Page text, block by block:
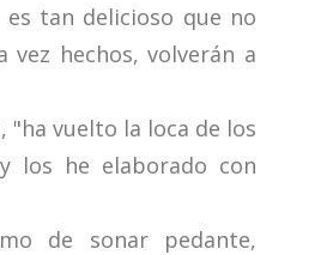
tan delicioso que no
vez hechos, volverán a
"ha vuelto la loca de los
los he elaborado con
de sonar pedante,